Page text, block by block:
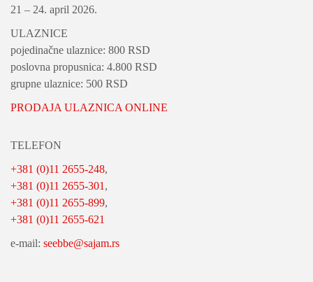
21 – 24. april 2026.
ULAZNICE
pojedinačne ulaznice: 800 RSD
poslovna propusnica: 4.800 RSD
grupne ulaznice: 500 RSD
PRODAJA ULAZNICA ONLINE
TELEFON
+381 (0)11 2655-248,
+381 (0)11 2655-301 ,
+381 (0)11 2655-899,
+381 (0)11 2655-621
e-mail: seebbe@sajam.rs